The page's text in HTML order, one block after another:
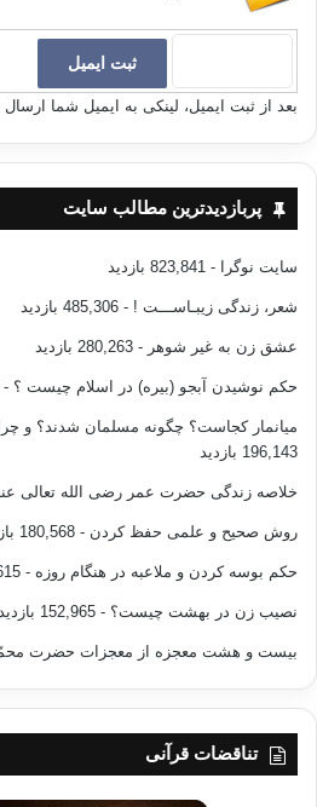
بعد از ثبت ایمیل، لینکی به ایمیل شما ارسال
پربازدیدترین مطالب سایت
سایت نوگرا - 823,841 بازدید
شعر، زندگی زیبـاســـت ! - 485,306 بازدید
عشق زن به غیر شوهر - 280,263 بازدید
حکم نوشیدن آبجو (بیره) در اسلام چیست ؟ - 271,329 بازدید
میانمار کجاست؟ چگونه مسلمان شدند؟ و
196,143 بازدید
خلاصه زندگی حضرت عمر رضی الله تعالی
روش صحیح و علمی حفظ کردن - 180,568 بازدید
حکم بوسه کردن و ملاعبه در هنگام روزه - 173,615 بازدید
نصیب زن در بهشت چیست؟ - 152,965 بازدید
بیست و هشت معجزه از معجزات حضرت
تناقضات قرآنی